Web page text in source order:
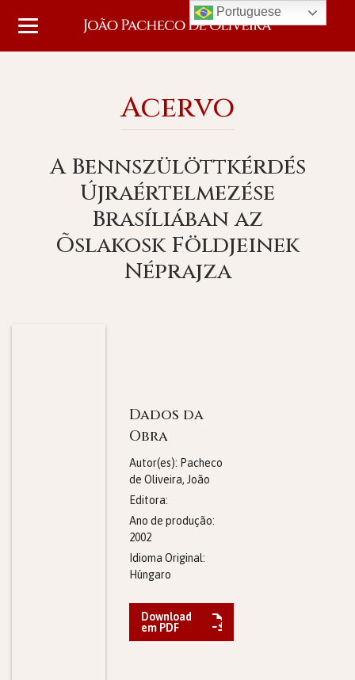
Acervo
A Bennszülöttkérdés
Újraértelmezése
Brasíliában az
Õslakosk Földjeinek
Néprajza
Dados da
Obra
Autor(es): Pacheco
de Oliveira, João
Editora:
Ano de produção:
2002
Idioma Original:
Húngaro
Download
em PDF
Portuguese